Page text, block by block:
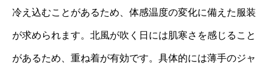
冷え込むことがあるため、体感温度の変化に備えた服装
が求められます。北風が吹く日には肌寒さを感じること
があるため、重ね着が有効です。具体的には薄手のジャ